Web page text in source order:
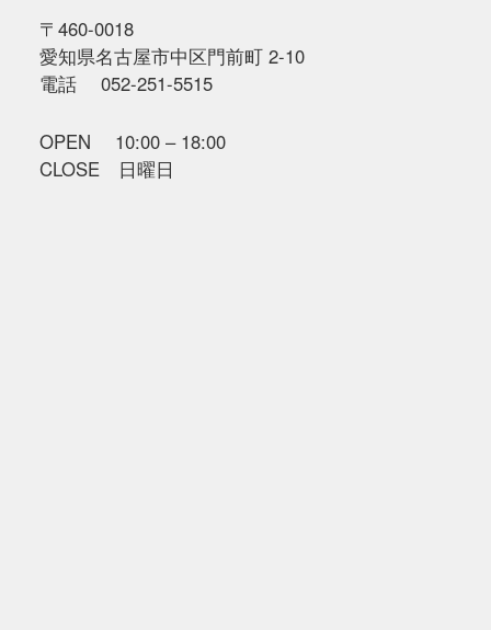
〒460-0018
愛知県名古屋市中区門前町 2-10
電話 052-251-5515
OPEN 10:00 – 18:00
CLOSE 日曜日